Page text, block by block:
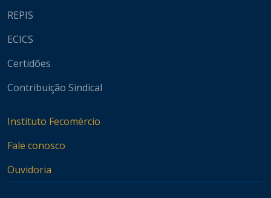
REPIS
ECICS
Certidões
Contribuição Sindical
Instituto Fecomércio
Fale conosco
Ouvidoria